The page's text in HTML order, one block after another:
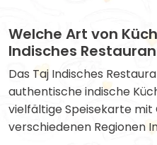
Welche Art von
Indisches
Das Taj Indisches
authentische indische
vielfältige Speisekarte mit
verschiedenen Regionen